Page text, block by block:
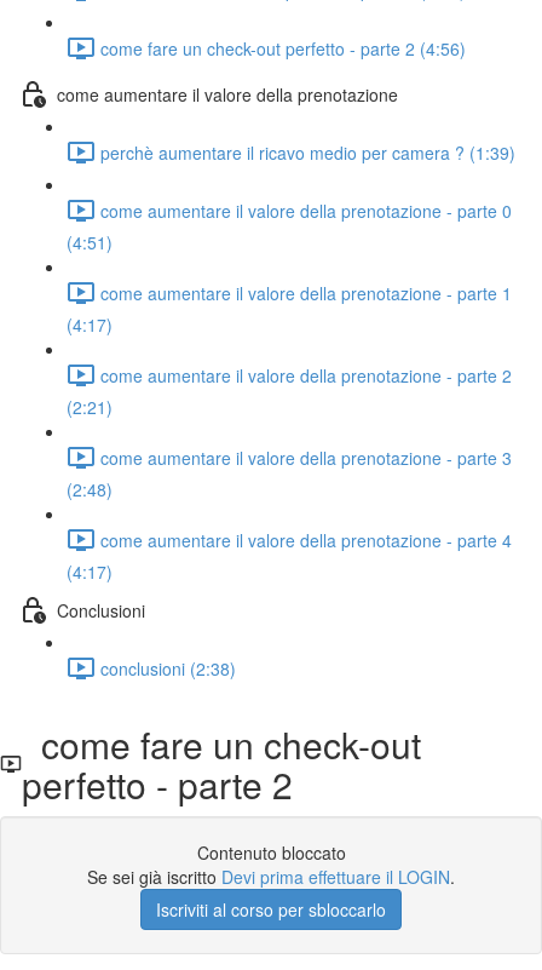
come fare un check-out perfetto - parte 2 (4:56)
come aumentare il valore della prenotazione
perchè aumentare il ricavo medio per camera ? (1:39)
come aumentare il valore della prenotazione - parte 0
(4:51)
come aumentare il valore della prenotazione - parte 1
(4:17)
come aumentare il valore della prenotazione - parte 2
(2:21)
come aumentare il valore della prenotazione - parte 3
(2:48)
come aumentare il valore della prenotazione - parte 4
(4:17)
Conclusioni
conclusioni (2:38)
come fare un check-out
perfetto - parte 2
Contenuto bloccato
Se sei già iscritto Devi prima effettuare il LOGIN.
Iscriviti al corso per sbloccarlo